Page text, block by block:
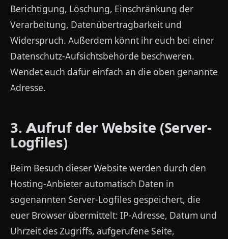
Berichtigung, Löschung, Einschränkung der
Verarbeitung, Datenübertragbarkeit und
Widerspruch. Außerdem könnt ihr euch bei einer
Datenschutz-Aufsichtsbehörde beschweren.
Wendet euch dafür einfach an die oben genannte
Adresse.
3. Aufruf der Website (Server-
Logfiles)
Beim Besuch dieser Website werden durch den
Hosting-Anbieter automatisch Daten in
sogenannten Server-Logfiles gespeichert, die
euer Browser übermittelt: IP-Adresse, Datum und
Uhrzeit des Zugriffs, aufgerufene Seite,